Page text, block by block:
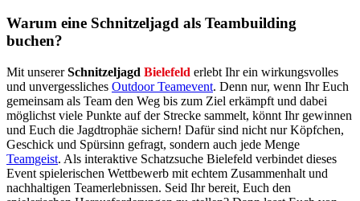
Warum eine Schnitzeljagd als Teambuilding
buchen?
Mit unsererSchnitzeljagd Bielefeld erlebt Ihr ein wirkungsvolles
und unvergessliches Outdoor Teamevent. Denn nur, wenn Ihr Euch
gemeinsam als Team den Weg bis zum Ziel erkämpft und dabei
möglichst viele Punkte auf der Strecke sammelt, könnt Ihr gewinnen
und Euch die Jagdtrophäe sichern! Dafür sind nicht nur Köpfchen,
Geschick und Spürsinn gefragt, sondern auch jede Menge
Teamgeist. Als interaktive Schatzsuche Bielefeld verbindet dieses
Event spielerischen Wettbewerb mit echtem Zusammenhalt und
nachhaltigen Teamerlebnissen. Seid Ihr bereit, Euch den